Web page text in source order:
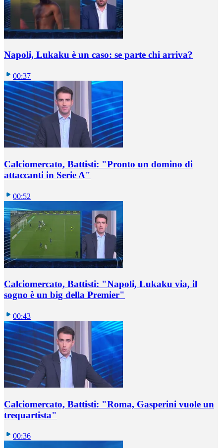
Napoli, Lukaku è un caso: se parte chi arriva?
00:37
Calciomercato, Battisti: "Pronto un domino di
attaccanti in Serie A"
00:52
Calciomercato, Battisti: "Napoli, Lukaku via, il
sogno è un big della Premier"
00:43
Calciomercato, Battisti: "Roma, Gasperini vuole un
trequartista"
00:36